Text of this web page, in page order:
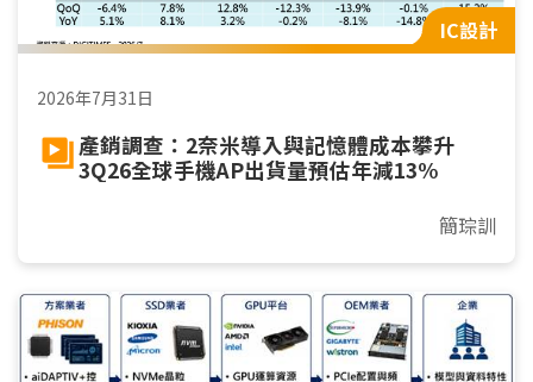
IC設計
2026年7月31日
產銷調查：2奈米導入與記憶體成本攀升
3Q26全球手機AP出貨量預估年減13%
簡琮訓